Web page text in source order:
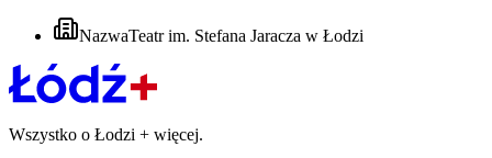
NazwaTeatr im. Stefana Jaracza w Łodzi
Wszystko o Łodzi + więcej.